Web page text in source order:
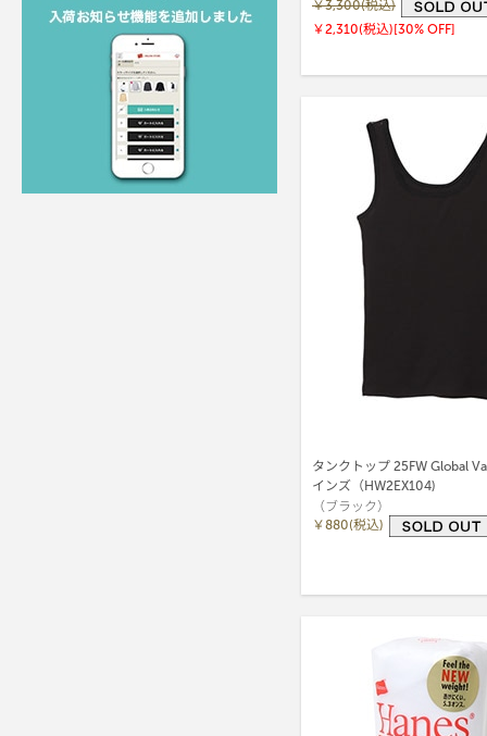
￥3,300(税込)
￥2,310(税込)[30% OFF]
タンクトップ 25FW Global
インズ（HW2EX104)
（ブラック）
￥880(税込)